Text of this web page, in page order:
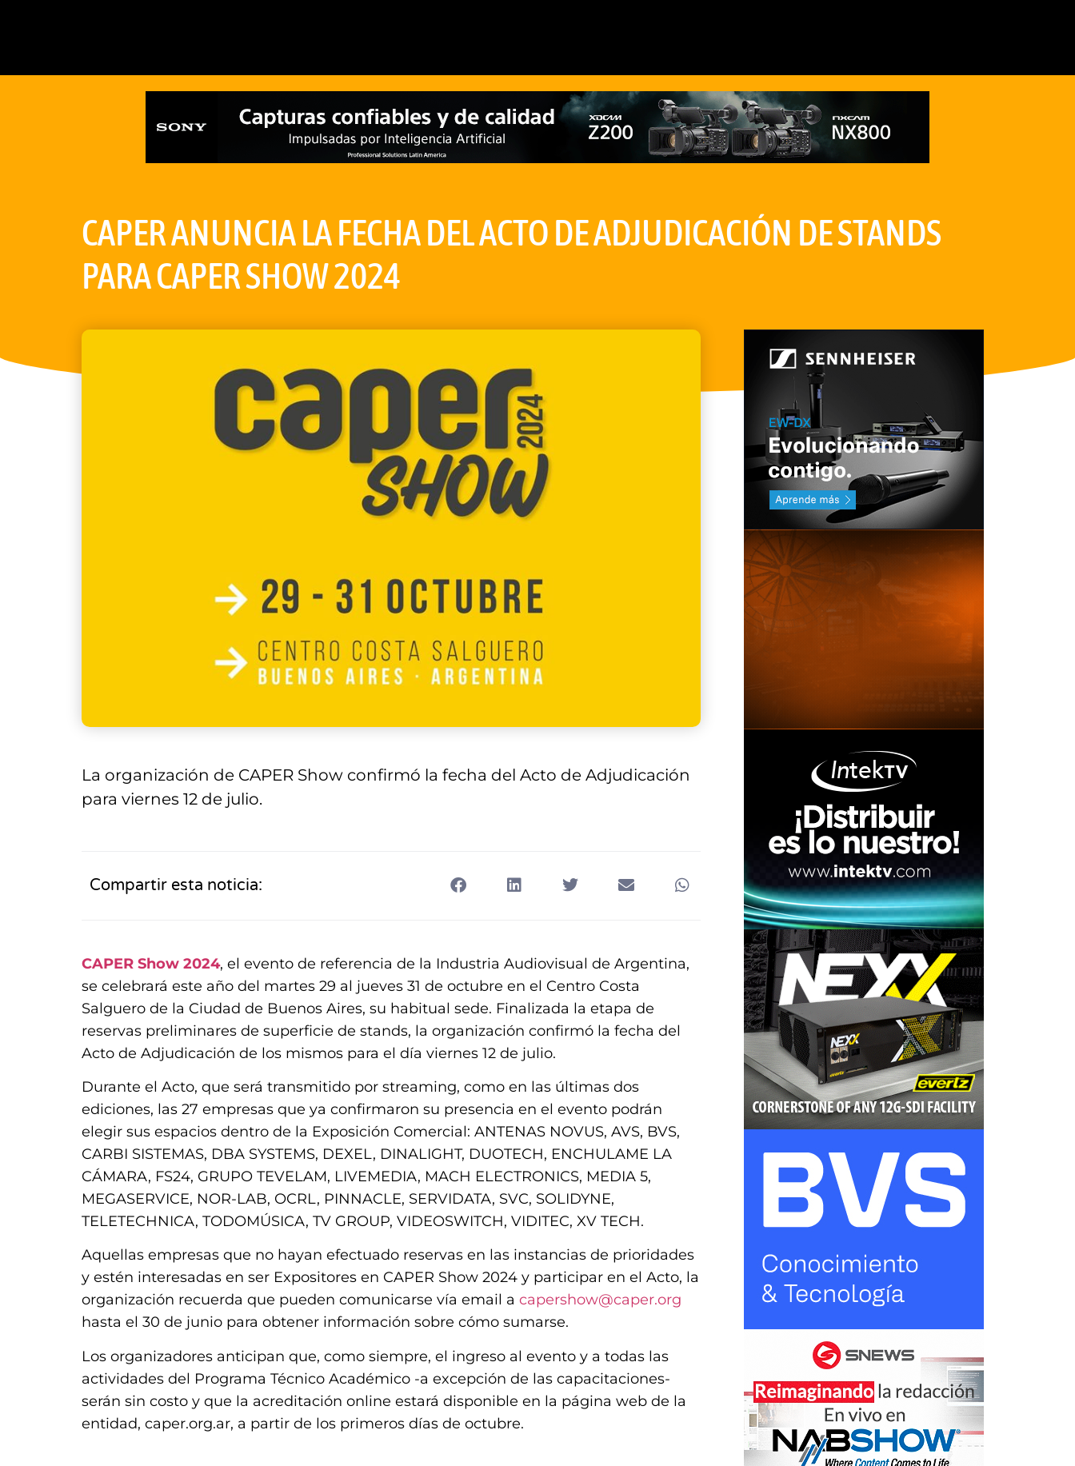
CAPER ANUNCIA LA FECHA DEL ACTO DE ADJUDICACIÓN DE STANDS
PARA CAPER SHOW 2024
La organización de CAPER Show confirmó la fecha del Acto de Adjudicación
para viernes 12 de julio.
Compartir esta noticia:
CAPER Show 2024, el evento de referencia de la Industria Audiovisual de Argentina,
se celebrará este año del martes 29 al jueves 31 de octubre en el Centro Costa
Salguero de la Ciudad de Buenos Aires, su habitual sede. Finalizada la etapa de
reservas preliminares de superficie de stands, la organización confirmó la fecha del
Acto de Adjudicación de los mismos para el día viernes 12 de julio.
Durante el Acto, que será transmitido por streaming, como en las últimas dos
ediciones, las 27 empresas que ya confirmaron su presencia en el evento podrán
elegir sus espacios dentro de la Exposición Comercial: ANTENAS NOVUS, AVS, BVS,
CARBI SISTEMAS, DBA SYSTEMS, DEXEL, DINALIGHT, DUOTECH, ENCHULAME LA
CÁMARA, FS24, GRUPO TEVELAM, LIVEMEDIA, MACH ELECTRONICS, MEDIA 5,
MEGASERVICE, NOR-LAB, OCRL, PINNACLE, SERVIDATA, SVC, SOLIDYNE,
TELETECHNICA, TODOMÚSICA, TV GROUP, VIDEOSWITCH, VIDITEC, XV TECH.
Aquellas empresas que no hayan efectuado reservas en las instancias de prioridades
y estén interesadas en ser Expositores en CAPER Show 2024 y participar en el Acto, la
organización recuerda que pueden comunicarse vía email a capershow@caper.org
hasta el 30 de junio para obtener información sobre cómo sumarse.
Los organizadores anticipan que, como siempre, el ingreso al evento y a todas las
actividades del Programa Técnico Académico -a excepción de las capacitaciones-
serán sin costo y que la acreditación online estará disponible en la página web de la
entidad, caper.org.ar, a partir de los primeros días de octubre.